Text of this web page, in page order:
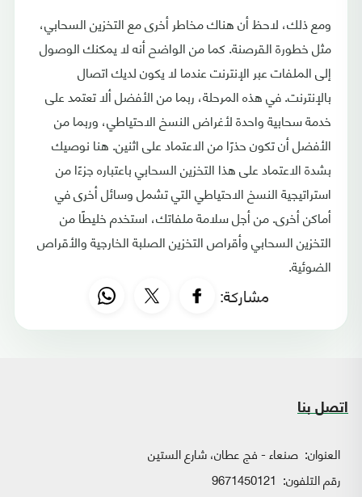
ومع ذلك، لاحظ أن هناك مخاطر أخرى مع التخزين السحابي،
مثل خطورة القرصنة. كما من الواضح أنه لا يمكنك الوصول
إلى الملفات عبر الإنترنت عندما لا يكون لديك اتصال
بالإنترنت. في هذه المرحلة، ربما من الأفضل ألا تعتمد على
خدمة سحابية واحدة لأغراض النسخ الاحتياطي، وربما من
الأفضل أن تكون حذرًا من الاعتماد على اثنين. هنا نوصيك
بشدة الاعتماد على هذا التخزين السحابي باعتباره جزءًا من
استراتيجية النسخ الاحتياطي التي تشمل وسائل أخرى في
أماكن أخرى. من أجل سلامة ملفاتك، استخدم خليطًا من
التخزين السحابي وأقراص التخزين الصلبة الخارجية والأقراص
الضوئية.
مشاركة:
اتصل بنا
العنوان: صنعاء - فج عطان، شارع الستين
رقم التلفون: 9671450121